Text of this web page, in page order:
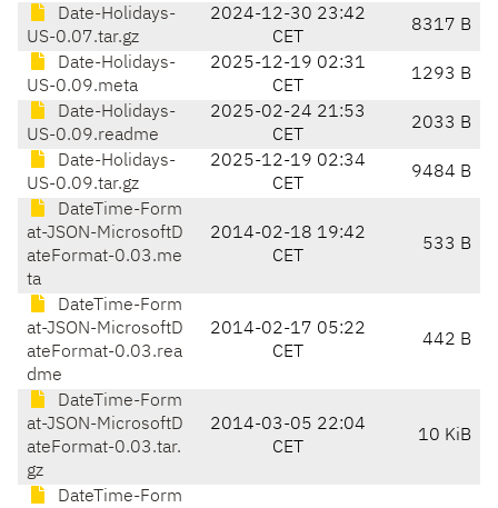
Date-Holidays-
US-0.07.tar.gz
2024-12-30 23:42
CET
8317 B
Date-Holidays-
US-0.09.meta
2025-12-19 02:31
CET
1293 B
Date-Holidays-
US-0.09.readme
2025-02-24 21:53
CET
2033 B
Date-Holidays-
US-0.09.tar.gz
2025-12-19 02:34
CET
9484 B
DateTime-Form
at-JSON-MicrosoftD
ateFormat-0.03.me
ta
2014-02-18 19:42
CET
533 B
DateTime-Form
at-JSON-MicrosoftD
ateFormat-0.03.rea
dme
2014-02-17 05:22
CET
442 B
DateTime-Form
at-JSON-MicrosoftD
ateFormat-0.03.tar.
gz
2014-03-05 22:04
CET
10 KiB
DateTime-Form